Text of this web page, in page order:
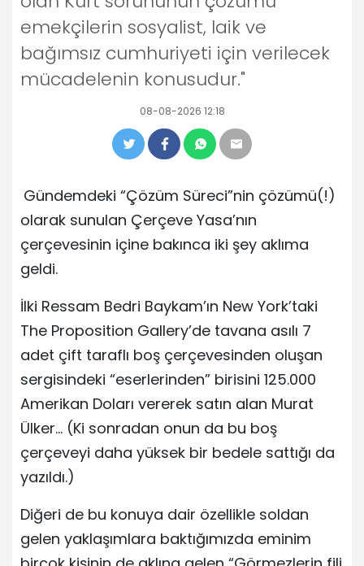
emekçilerin sosyalist, laik ve
bağımsız cumhuriyeti için verilecek
mücadelenin konusudur."
08-08-2026 12:18
Gündemdeki “Çözüm Süreci”nin çözümü(!)
olarak sunulan Çerçeve Yasa’nın
çerçevesinin içine bakınca iki şey aklıma
geldi.
İlki Ressam Bedri Baykam’ın New York’taki
The Proposition Gallery’de tavana asılı 7
adet çift taraflı boş çerçevesinden oluşan
sergisindeki “eserlerinden” birisini 125.000
Amerikan Doları vererek satın alan Murat
Ülker… (Ki sonradan onun da bu boş
çerçeveyi daha yüksek bir bedele sattığı da
yazıldı.)
Diğeri de bu konuya dair özellikle soldan
gelen yaklaşımlara baktığımızda eminim